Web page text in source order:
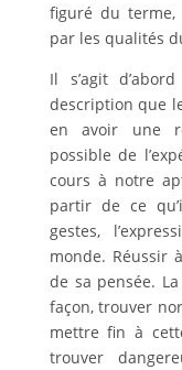
figuré du
par les qualités
Il s’agit
description que
en avoir une
possible de
cours à notre
partir de ce
gestes,
monde. Réussir
de sa pensée.
façon, trouver
mettre fin à
trouver